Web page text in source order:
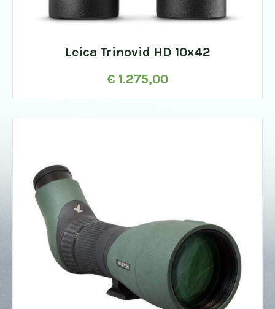
Leica Trinovid HD 10×42
€ 1.275,00